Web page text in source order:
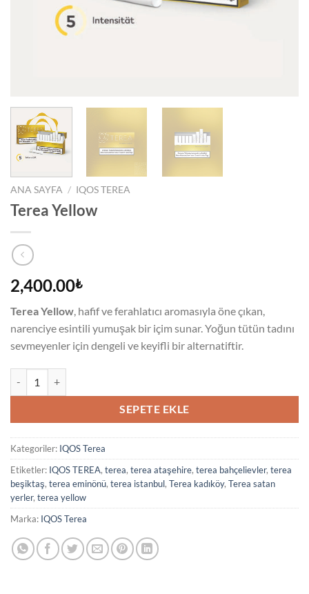
ANA SAYFA / IQOS TEREA
Terea Yellow
2,400.00₺
Terea Yellow , hafif ve ferahlatıcı aromasıyla öne çıkan,
narenciye esintili yumuşak bir içim sunar. Yoğun tütün tadını
sevmeyenler için dengeli ve keyifli bir alternatiftir.
SEPETE EKLE
Kategoriler: IQOS Terea
Etiketler: IQOS TEREA, terea, terea ataşehire, terea bahçelievler, terea
beşiktaş, terea eminönü, terea istanbul, Terea kadıköy, Terea satan
yerler, terea yellow
Marka: IQOS Terea